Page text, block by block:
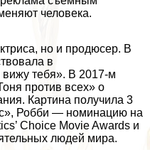
человека.
но и продюсер. В
в
тебя». В 2017-м
против всех» о
Картина получила 3
Робби — номинацию на
Choice Movie Awards и
людей мира.